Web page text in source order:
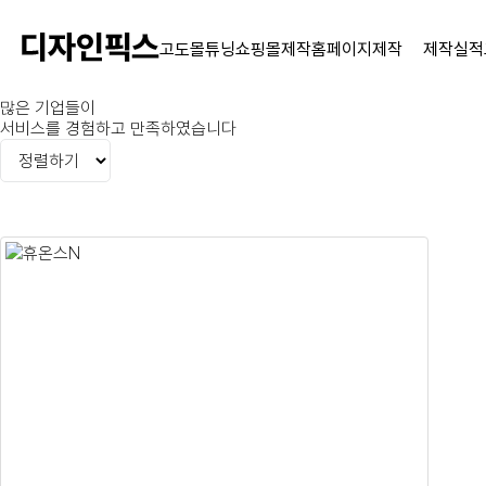
고도몰튜닝쇼핑몰제작홈페이지제작 제작실적
많은 기업들이
서비스를 경험하고 만족하였습니다